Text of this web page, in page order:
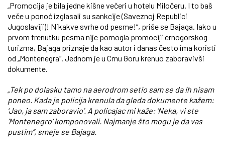
„Promocija je bila jedne kišne večeri u hotelu Miločeru. I to baš
veče u ponoć izglasali su sankcije (Saveznoj Republici
Jugoslaviji)! Nikakve svrhe od pesme!“, priše se Bajaga. Iako u
prvom trenutku pesma nije pomogla promociji crnogorskog
turizma, Bajaga priznaje da kao autor i danas često ima koristi
od „Montenegra“. Jednom je u Crnu Goru krenuo zaboravivši
dokumente.
„Tek po dolasku tamo na aerodrom setio sam se da ih nisam
poneo. Kada je policija krenula da gleda dokumente kažem:
‘Jao, ja sam zaboravio’. A policajac mi kaže: ‘Neka, vi ste
‘Montenegro’ komponovali. Najmanje što mogu je da vas
pustim“, smeje se Bajaga.